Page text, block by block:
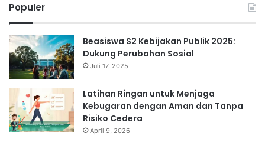
Populer
Beasiswa S2 Kebijakan Publik 2025:
Dukung Perubahan Sosial
Juli 17, 2025
Latihan Ringan untuk Menjaga
Kebugaran dengan Aman dan Tanpa
Risiko Cedera
April 9, 2026